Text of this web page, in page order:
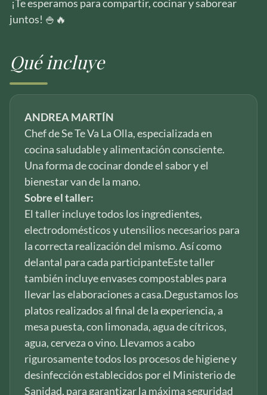
¡Te esperamos para compartir, cocinar y saborear
juntos! 🍚🔥
Qué incluye
ANDREA MARTÍN
Chef de Se Te Va La Olla, especializada en
cocina saludable y alimentación consciente.
Una forma de cocinar donde el sabor y el
bienestar van de la mano.
Sobre el taller:
El taller incluye todos los ingredientes,
electrodomésticos y utensilios necesarios para
la correcta realización del mismo. Así como
delantal para cada participanteEste taller
también incluye envases compostables para
llevar las elaboraciones a casa.Degustamos los
platos realizados al final de la experiencia, a
mesa puesta, con limonada, agua de cítricos,
agua, cerveza o vino. Llevamos a cabo
rigurosamente todos los procesos de higiene y
desinfección establecidos por el Ministerio de
Sanidad, para garantizar la máxima seguridad